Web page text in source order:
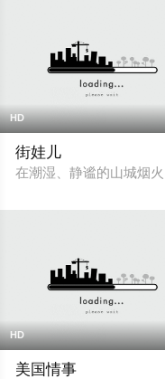
HD
街娃儿
在潮湿、静谧的山城烟
HD
美国情事